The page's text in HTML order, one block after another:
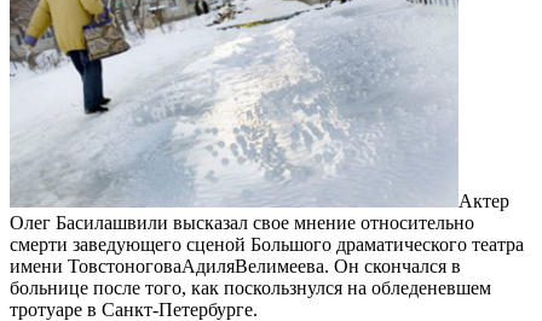
Актер
Олег Басилашвили высказал свое мнение относительно
смерти заведующего сценой Большого драматического театра
имени ТовстоноговаАдиляВелимеева. Он скончался в
больнице после того, как поскользнулся на обледеневшем
тротуаре в Санкт-Петербурге.